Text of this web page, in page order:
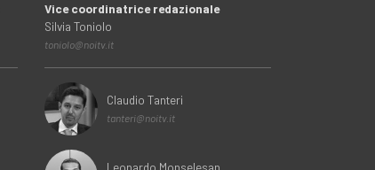
Vice coordinatrice redazionale
Silvia Toniolo
toniolo@noitv.it
Claudio Tanteri
tanteri@noitv.it